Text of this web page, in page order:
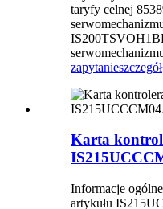
taryfy celnej
zapytanieszczegół
Karta
Informacje
artykułu